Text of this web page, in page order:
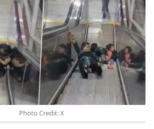
Photo Credit: X